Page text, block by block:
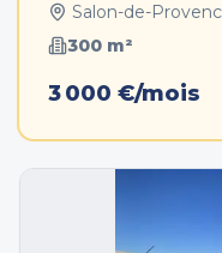
Salon-de-
300 m²
3 000 €/mois